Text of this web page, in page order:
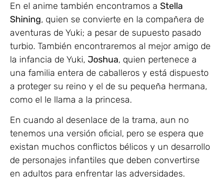
En el anime también encontramos a Stella
Shining, quien se convierte en la compañera de
aventuras de Yuki; a pesar de supuesto pasado
turbio. También encontraremos al mejor amigo de
la infancia de Yuki, Joshua, quien pertenece a
una familia entera de caballeros y está dispuesto
a proteger su reino y el de su pequeña hermana,
como el le llama a la princesa.
En cuando al desenlace de la trama, aun no
tenemos una versión oficial, pero se espera que
existan muchos conflictos bélicos y un desarrollo
de personajes infantiles que deben convertirse
en adultos para enfrentar las adversidades.